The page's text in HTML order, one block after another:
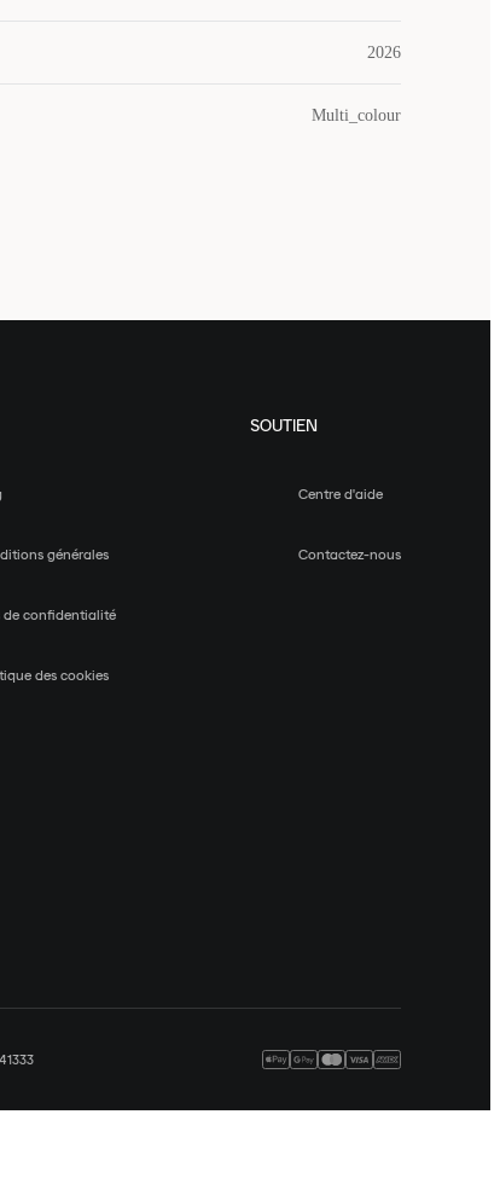
2026
Multi_colour
générales
de confidentialité
des cookies
SOUTIEN
Centre d'aide
Contactez-nous